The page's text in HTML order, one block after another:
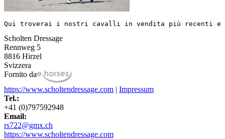
Qui troverai i nostri cavalli in vendita più recenti e
Scholten Dressage
Rennweg 5
8816 Hirzel
Svizzera
Fornito da
https://www.scholtendressage.com | Impressum
Tel.:
+41 (0)797592948
Email:
rs722@gmx.ch
https://www.scholtendressage.com